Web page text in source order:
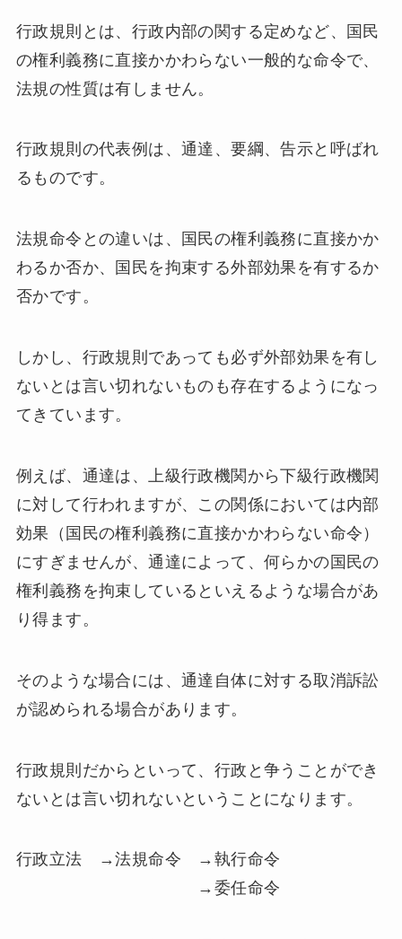
行政規則とは、行政内部の関する定めなど、国民
の権利義務に直接かかわらない一般的な命令で、
法規の性質は有しません。
行政規則の代表例は、通達、要綱、告示と呼ばれ
るものです。
法規命令との違いは、国民の権利義務に直接かか
わるか否か、国民を拘束する外部効果を有するか
否かです。
しかし、行政規則であっても必ず外部効果を有し
ないとは言い切れないものも存在するようになっ
てきています。
例えば、通達は、上級行政機関から下級行政機関
に対して行われますが、この関係においては内部
効果（国民の権利義務に直接かかわらない命令）
にすぎませんが、通達によって、何らかの国民の
権利義務を拘束しているといえるような場合があ
り得ます。
そのような場合には、通達自体に対する取消訴訟
が認められる場合があります。
行政規則だからといって、行政と争うことができ
ないとは言い切れないということになります。
行政立法 →法規命令 →執行命令
→委任命令